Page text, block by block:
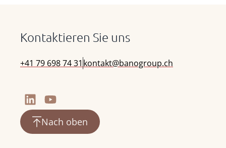
Kontaktieren Sie uns
+41 79 698 74 31 kontakt@banogroup.ch
Nach oben